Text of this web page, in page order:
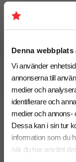
Denna
Vi använder
annonserna till
medier och
identifierare och
medier och annons-
Dessa kan i sin tur
information som du
när du har använt
21 Augusti